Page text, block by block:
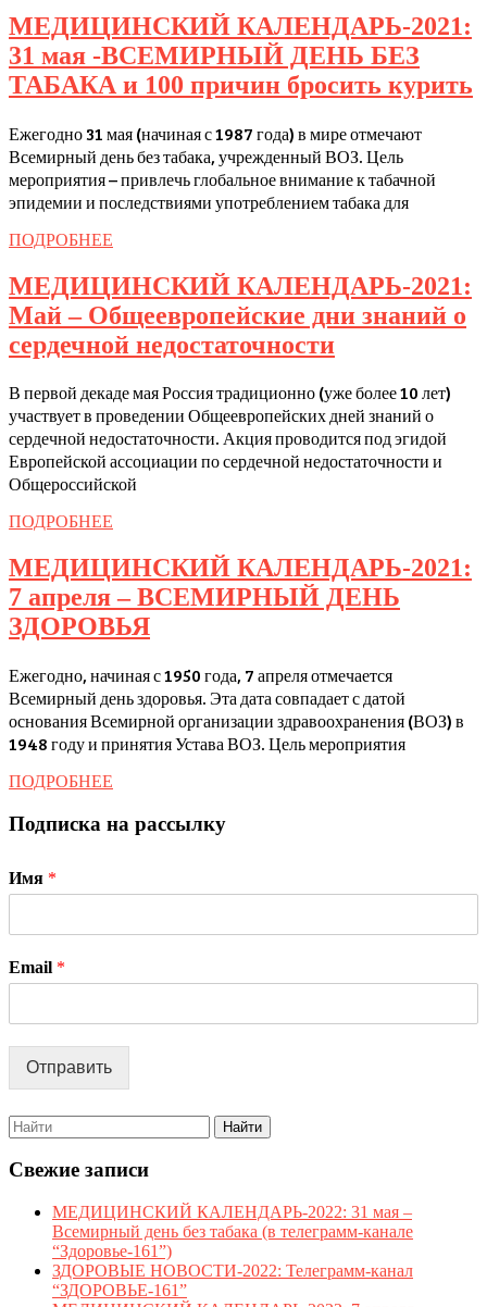
МЕДИЦИНСКИЙ КАЛЕНДАРЬ-2021:
31 мая -ВСЕМИРНЫЙ ДЕНЬ БЕЗ
ТАБАКА и 100 причин бросить курить
Ежегодно 31 мая (начиная с 1987 года) в мире отмечают
Всемирный день без табака, учрежденный ВОЗ. Цель
мероприятия – привлечь глобальное внимание к табачной
эпидемии и последствиями употреблением табака для
ПОДРОБНЕЕ
МЕДИЦИНСКИЙ КАЛЕНДАРЬ-2021:
Май – Общеевропейские дни знаний о
сердечной недостаточности
Май
–
сердечной
В первой декаде мая Россия традиционно (уже более 10 лет)
участвует в проведении Общеевропейских дней знаний о
сердечной недостаточности. Акция проводится под эгидой
Европейской ассоциации по сердечной недостаточности и
Общероссийской
ПОДРОБНЕЕ
МЕДИЦИНСКИЙ КАЛЕНДАРЬ-2021:
7 апреля – ВСЕМИРНЫЙ ДЕНЬ
ЗДОРОВЬЯМЕДИЦИНСКИЙ
7
апреля
–
ЗДОРОВЬЯ
Ежегодно, начиная с 1950 года, 7 апреля отмечается
Всемирный день здоровья. Эта дата совпадает с датой
основания Всемирной организации здравоохранения (ВОЗ) в
1948 году и принятия Устава ВОЗ. Цель мероприятия
ПОДРОБНЕЕ
Подписка на рассылку
Имя *
Email *
Отправить
Search
for:
Свежие записи
МЕДИЦИНСКИЙ КАЛЕНДАРЬ-2022: 31 мая –
Всемирный день без табака (в телеграмм-канале
“Здоровье-161”)
ЗДОРОВЫЕ НОВОСТИ-2022: Телеграмм-канал
“ЗДОРОВЬЕ-161”